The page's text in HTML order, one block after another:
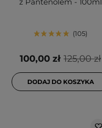
105
125,00 zł
100,00 zł
DODAJ DO KOSZYKA